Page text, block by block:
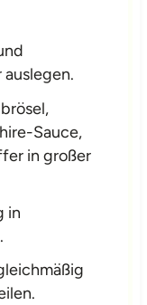
Sauce,
in großer
in